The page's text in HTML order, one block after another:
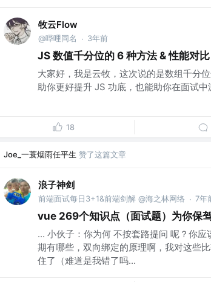
牧云Flow
@哔哩同名 · 3年前
JS 数值千分位的 6 种方法 & 性能对比
大家好，我是云牧，这次说的是数组千分
助你更好提升 JS 功底，也能助你在面试中
18
Joe_一蓑烟雨任平生 赞了这篇文章
浪子神剑
前端面试每日3+1&前端剑解 @海之林网络 · 7年
vue 269个知识点（面试题）为你保
... 小伙子：你为何 不按套路提问 呢？你
期有哪些，双向绑定的原理啊，我对这些
住了（难道是我错了吗...